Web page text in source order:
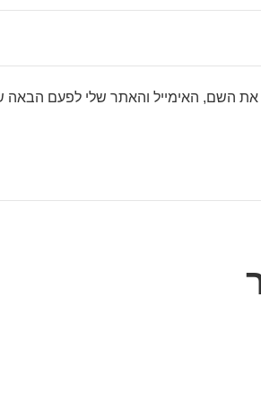
את השם, האימייל והאתר שלי לפעם הבאה